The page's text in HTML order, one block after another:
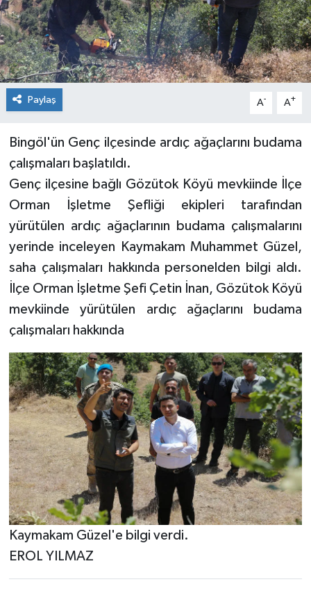
Paylaş A- A+
Bingöl'ün Genç ilçesinde ardıç ağaçlarını budama
çalışmaları başlatıldı.
Genç ilçesine bağlı Gözütok Köyü mevkiinde İlçe
Orman İşletme Şefliği ekipleri tarafından
yürütülen ardıç ağaçlarının budama çalışmalarını
yerinde inceleyen Kaymakam Muhammet Güzel,
saha çalışmaları hakkında personelden bilgi aldı.
İlçe Orman İşletme Şefi Çetin İnan, Gözütok Köyü
mevkiinde yürütülen ardıç ağaçlarını budama
çalışmaları hakkında
Kaymakam Güzel'e bilgi verdi.
EROL YILMAZ
RESMİ İLANLAR
SAĞLIK
SİYASET
SOLHAN
SPOR
YAYLADERE
YEDİSU